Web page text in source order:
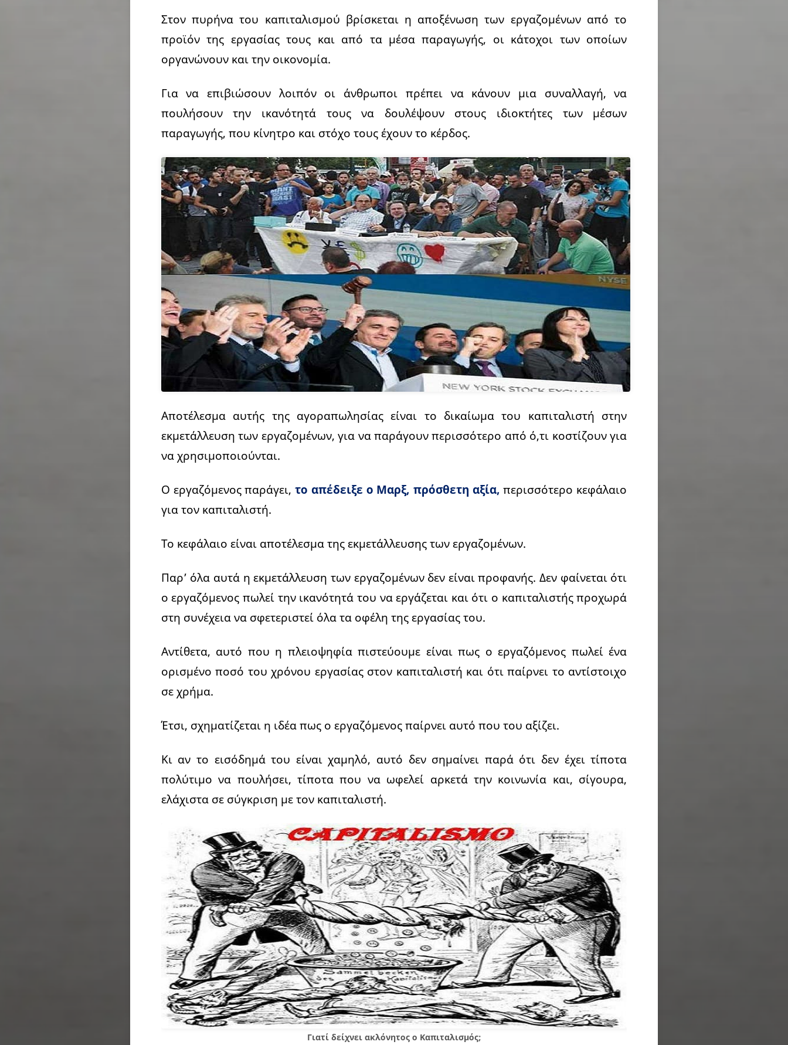
Στον πυρήνα του καπιταλισμού βρίσκεται η αποξένωση των εργαζομένων από το
προϊόν της εργασίας τους και από τα μέσα παραγωγής, οι κάτοχοι των οποίων
οργανώνουν και την οικονομία.
Για να επιβιώσουν λοιπόν οι άνθρωποι πρέπει να κάνουν μια συναλλαγή, να
πουλήσουν την ικανότητά τους να δουλέψουν στους ιδιοκτήτες των μέσων
παραγωγής, που κίνητρο και στόχο τους έχουν το κέρδος.
Αποτέλεσμα αυτής της αγοραπωλησίας είναι το δικαίωμα του καπιταλιστή στην
εκμετάλλευση των εργαζομένων, για να παράγουν περισσότερο από ό,τι κοστίζουν για
να χρησιμοποιούνται.
Ο εργαζόμενος παράγει,το απέδειξε ο Μαρξ, πρόσθετη αξία, περισσότερο κεφάλαιο
για τον καπιταλιστή.
Το κεφάλαιο είναι αποτέλεσμα της εκμετάλλευσης των εργαζομένων.
Παρ’ όλα αυτά η εκμετάλλευση των εργαζομένων δεν είναι προφανής. Δεν φαίνεται ότι
ο εργαζόμενος πωλεί την ικανότητά του να εργάζεται και ότι ο καπιταλιστής προχωρά
στη συνέχεια να σφετεριστεί όλα τα οφέλη της εργασίας του.
Αντίθετα, αυτό που η πλειοψηφία πιστεύουμε είναι πως ο εργαζόμενος πωλεί ένα
ορισμένο ποσό του χρόνου εργασίας στον καπιταλιστή και ότι παίρνει το αντίστοιχο
σε χρήμα.
Έτσι, σχηματίζεται η ιδέα πως ο εργαζόμενος παίρνει αυτό που του αξίζει.
Κι αν το εισόδημά του είναι χαμηλό, αυτό δεν σημαίνει παρά ότι δεν έχει τίποτα
πολύτιμο να πουλήσει, τίποτα που να ωφελεί αρκετά την κοινωνία και, σίγουρα,
ελάχιστα σε σύγκριση με τον καπιταλιστή.
Γιατί δείχνει ακλόνητος ο Καπιταλισμός;